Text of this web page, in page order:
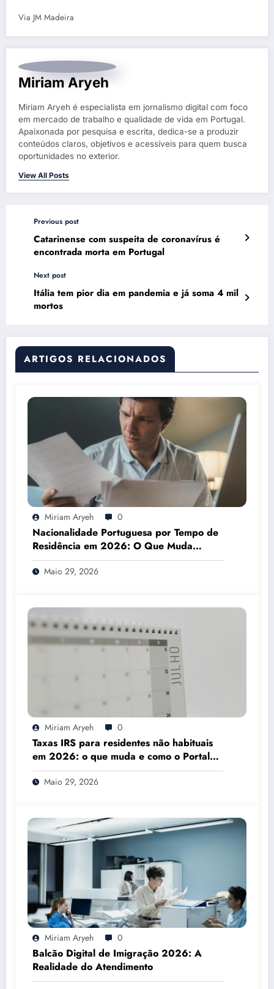
Via JM Madeira
Miriam Aryeh
Miriam Aryeh é especialista em jornalismo digital com foco
em mercado de trabalho e qualidade de vida em Portugal.
Apaixonada por pesquisa e escrita, dedica-se a produzir
conteúdos claros, objetivos e acessíveis para quem busca
oportunidades no exterior.
View All Posts
Previous post
Catarinense com suspeita de coronavírus é
encontrada morta em Portugal
Next post
Itália tem pior dia em pandemia e já soma 4 mil
mortos
ARTIGOS RELACIONADOS
Miriam Aryeh 0
Nacionalidade Portuguesa por Tempo de
Residência em 2026: O Que Muda
Mesmo
Maio 29, 2026
Miriam Aryeh 0
Taxas IRS para residentes não habituais
em 2026: o que muda e como o Portal
das Finanças pode ajudar
Maio 29, 2026
Miriam Aryeh 0
Balcão Digital de Imigração 2026: A
Realidade do Atendimento